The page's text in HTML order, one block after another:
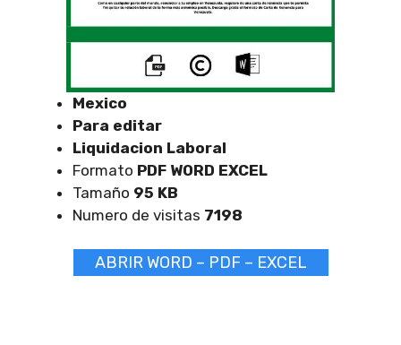
Mexico
Para editar
Liquidacion Laboral
Formato PDF WORD EXCEL
Tamaño 95 KB
Numero de visitas 7198
ABRIR WORD – PDF – EXCEL